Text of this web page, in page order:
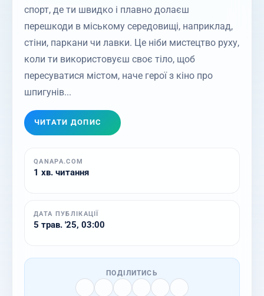
спорт, де ти швидко і плавно долаєш
перешкоди в міському середовищі, наприклад,
стіни, паркани чи лавки. Це ніби мистецтво руху,
коли ти використовуєш своє тіло, щоб
пересуватися містом, наче герої з кіно про
шпигунів...
ЧИТАТИ ДОПИС
QANAPA.COM
1 хв. читання
ДАТА ПУБЛІКАЦІЇ
5 трав. '25, 03:00
ПОДІЛИТИСЬ